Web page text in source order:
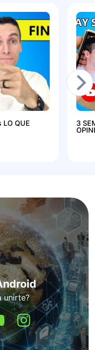
LO QUE
3
unirte?